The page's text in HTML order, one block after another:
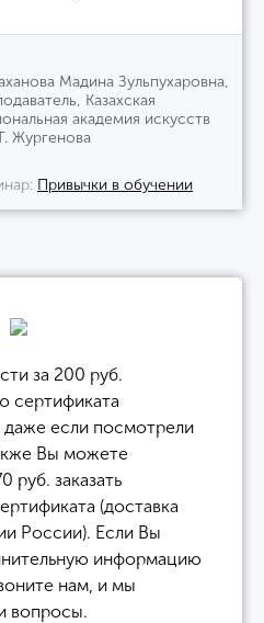
Мадина Зульпухаровна,
Казахская
академия искусств
Жургенова
Привычки в обучении
за 200 руб.
сертификата
даже если посмотрели
Вы можете
руб. заказать
(доставка
России). Если Вы
информацию
нам, и мы
вопросы.